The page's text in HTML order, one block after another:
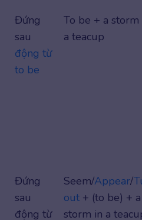
Đứng
sau
động từ
to be
To be + a storm
a teacup
Đứng
sau
động từ
Seem/Appear/
out + (to be) + a
storm in a